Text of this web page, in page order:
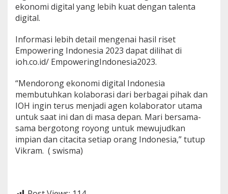
ekonomi digital yang lebih kuat dengan talenta
digital.
Informasi lebih detail mengenai hasil riset
Empowering Indonesia 2023 dapat dilihat di
ioh.co.id/ EmpoweringIndonesia2023.
“Mendorong ekonomi digital Indonesia
membutuhkan kolaborasi dari berbagai pihak dan
IOH ingin terus menjadi agen kolaborator utama
untuk saat ini dan di masa depan. Mari bersama-
sama bergotong royong untuk mewujudkan
impian dan citacita setiap orang Indonesia,” tutup
Vikram. ( swisma)